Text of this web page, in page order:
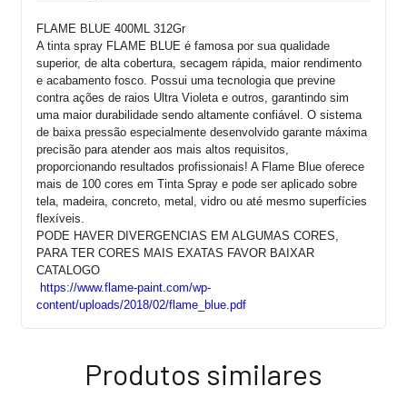
FLAME BLUE 400ML 312Gr
A tinta spray FLAME BLUE é famosa por sua qualidade
superior, de alta cobertura, secagem rápida, maior rendimento
e acabamento fosco. Possui uma tecnologia que previne
contra ações de raios Ultra Violeta e outros, garantindo sim
uma maior durabilidade sendo altamente confiável. O sistema
de baixa pressão especialmente desenvolvido garante máxima
precisão para atender aos mais altos requisitos,
proporcionando resultados profissionais! A Flame Blue oferece
mais de 100 cores em Tinta Spray e pode ser aplicado sobre
tela, madeira, concreto, metal, vidro ou até mesmo superfícies
flexíveis.
PODE HAVER DIVERGENCIAS EM ALGUMAS CORES,
PARA TER CORES MAIS EXATAS FAVOR BAIXAR
CATALOGO
https://www.flame-paint.com/wp-
content/uploads/2018/02/flame_blue.pdf
Produtos similares